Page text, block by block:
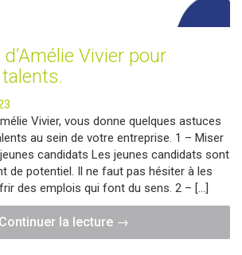
Vivier pour
Vivier, vous donne quelques astuces
au sein de votre entreprise. 1 – Miser
candidats Les jeunes candidats sont
de potentiel. Il ne faut pas hésiter à les
des emplois qui font du sens. 2 – […]
Continuer la lecture "Les
conseils
→